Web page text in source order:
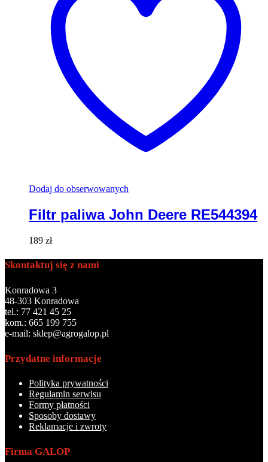
Dodaj do obserwowanych
Filtr paliwa John Deere RE544394
189 zł
Skontaktuj się z nami
Konradowa 3
48-303 Konradowa
tel.: 77 421 45 25
kom.: 665 199 755
e-mail: sklep@agrogalop.pl
Przydatne informacje
Polityka prywatności
Regulamin serwisu
Formy płatności
Sposoby dostawy
Reklamacje i zwroty
Firma GALOP